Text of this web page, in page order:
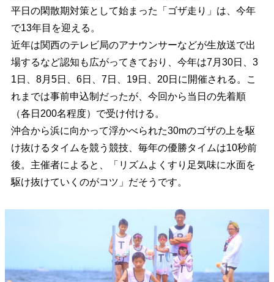
平日の閑散期対策として始まった「ゴザ走り」は、今年
で13年目を迎える。
近年は関西のテレビ局のアナウンサーなどが生放送で出
場するなど認知も広がってきており、今年は7月30日、3
1日、8月5日、6日、7日、19日、20日に開催される。こ
れまでは事前申込制だったが、今回から当日の先着順
（各日200名程度）で受け付ける。
沖合から浜に向かって浮かべられた30mのゴザの上を駆
け抜けるタイムを競う競技、毎年の優勝タイムは10秒前
後。主催者によると、「リズムよくすり足気味に水面を
駆け抜けていくのがコツ」だそうです。